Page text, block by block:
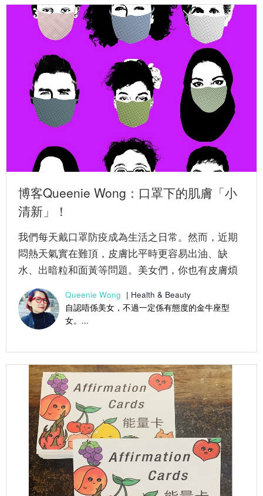
博客Queenie Wong：口罩下的肌膚「小
清新」！
我們每天戴口罩防疫成為生活之日常。然而，近期
悶熱天氣實在難頂，皮膚比平時更容易出油、缺
水、出暗粒和面黃等問題。美女們，你也有皮膚煩
惱嗎？ 文：Queenie ...
Queenie Wong | Health & Beauty
自認唔係美女，不過一定係有態度的金牛座型
女。...